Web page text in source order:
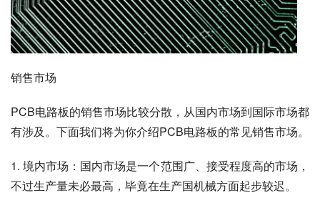
销售市场
PCB电路板的销售市场比较分散，从国内市场到国际市场都
有涉及。下面我们将为你介绍PCB电路板的常见销售市场。
1. 境内市场：国内市场是一个范围广、接受程度高的市场，
不过生产量未必最高，毕竟在生产国机械方面起步较迟。